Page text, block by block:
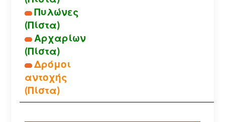
Πυλώνες
(Πίστα)
Αρχαρίων
(Πίστα)
Δρόμοι
αντοχής
(Πίστα)